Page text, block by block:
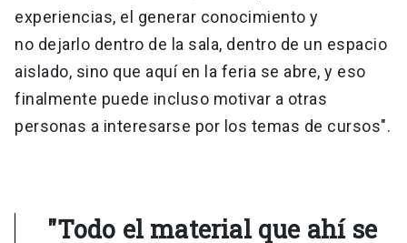
experiencias, el generar conocimiento y
no dejarlo dentro de la sala, dentro de un espacio
aislado, sino que aquí en la feria se abre, y eso
finalmente puede incluso motivar a otras
personas a interesarse por los temas de cursos".
"Todo el material que ahí se